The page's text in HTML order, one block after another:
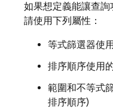
如果想定義能讓查詢
請使用下列屬性：
等式篩選器使
排序順序使用
範圍和不等式
排序順序)